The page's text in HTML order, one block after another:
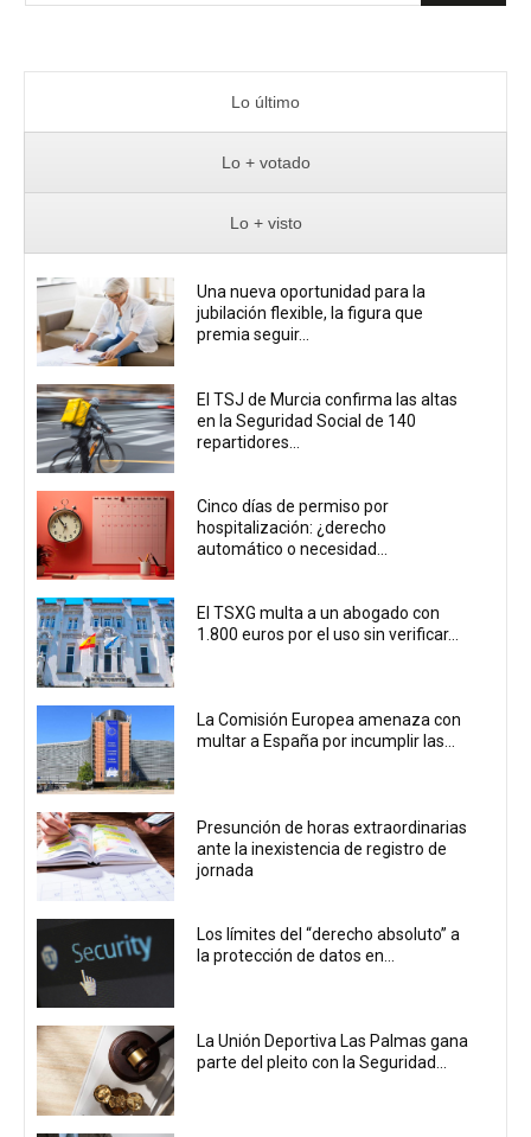
Lo último
Lo + votado
Lo + visto
Una nueva oportunidad para la
jubilación flexible, la figura que
premia seguir...
El TSJ de Murcia confirma las altas
en la Seguridad Social de 140
repartidores...
Cinco días de permiso por
hospitalización: ¿derecho
automático o necesidad...
El TSXG multa a un abogado con
1.800 euros por el uso sin verificar...
La Comisión Europea amenaza con
multar a España por incumplir las...
Presunción de horas extraordinarias
ante la inexistencia de registro de
jornada
Los límites del “derecho absoluto” a
la protección de datos en...
La Unión Deportiva Las Palmas gana
parte del pleito con la Seguridad...